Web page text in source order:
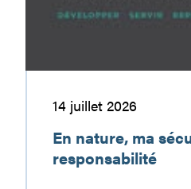
responsabilité
14 juillet 2026
En nature, ma
responsabilité